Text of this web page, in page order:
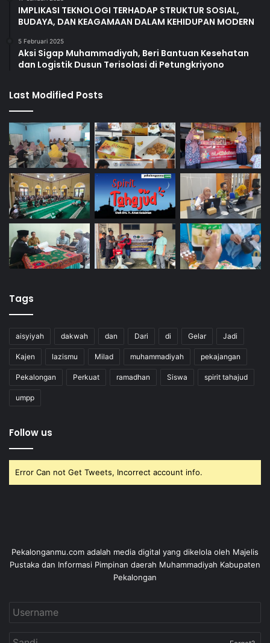
IMPLIKASI TEKNOLOGI TERHADAP STRUKTUR SOSIAL,
BUDAYA, DAN KEAGAMAAN DALAM KEHIDUPAN MODERN
5 Februari 2025
Aksi Sigap Muhammadiyah, Beri Bantuan Kesehatan
dan Logistik Dusun Terisolasi di Petungkriyono
Last Modified Posts
Tags
aisyiyah dakwah dan Dari di Gelar Jadi
Kajen lazismu Milad muhammadiyah pekajangan
Pekalongan Perkuat ramadhan Siswa spirit tahajud
umpp
Follow us
Error Can not Get Tweets, Incorrect account info.
Pekalonganmu.com adalah media digital yang dikelola oleh Majelis
Pustaka dan Informasi Pimpinan daerah Muhammadiyah Kabupaten
Pekalongan